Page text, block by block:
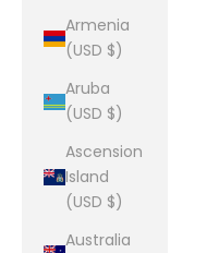
Armenia
(USD $)
Aruba
(USD $)
Ascension
Island
(USD $)
Australia